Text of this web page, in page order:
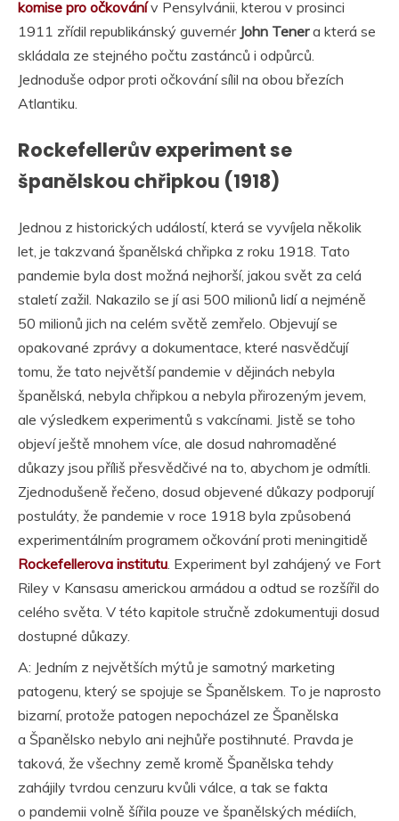
komise pro očkovánív Pensylvánii, kterou v prosinci
1911 zřídil republikánský guvernér John Tenera která se
skládala ze stejného počtu zastánců i odpůrců.
Jednoduše odpor proti očkování sílil na obou březích
Atlantiku.
Rockefellerův experiment se
španělskou chřipkou (1918)
Jednou z historických událostí, která se vyvíjela několik
let, je takzvaná španělská chřipka z roku 1918. Tato
pandemie byla dost možná nejhorší, jakou svět za celá
staletí zažil. Nakazilo se jí asi 500 milionů lidí a nejméně
50 milionů jich na celém světě zemřelo. Objevují se
opakované zprávy a dokumentace, které nasvědčují
tomu, že tato největší pandemie v dějinách nebyla
španělská, nebyla chřipkou a nebyla přirozeným jevem,
ale výsledkem experimentů s vakcínami. Jistě se toho
objeví ještě mnohem více, ale dosud nahromaděné
důkazy jsou příliš přesvědčivé na to, abychom je odmítli.
Zjednodušeně řečeno, dosud objevené důkazy podporují
postuláty, že pandemie v roce 1918 byla způsobená
experimentálním programem očkování proti meningitidě
Rockefellerova institutu . Experiment byl zahájený ve Fort
Riley v Kansasu americkou armádou a odtud se rozšířil do
celého světa. V této kapitole stručně zdokumentuji dosud
dostupné důkazy.
A: Jedním z největších mýtů je samotný marketing
patogenu, který se spojuje se Španělskem. To je naprosto
bizarní, protože patogen nepocházel ze Španělska
a Španělsko nebylo ani nejhůře postihnuté. Pravda je
taková, že všechny země kromě Španělska tehdy
zahájily tvrdou cenzuru kvůli válce, a tak se fakta
o pandemii volně šířila pouze ve španělských médiích,